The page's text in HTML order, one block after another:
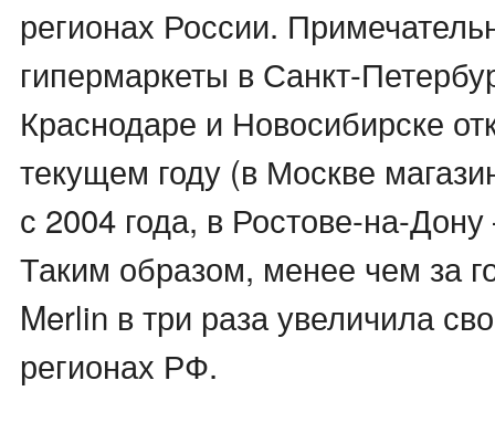
регионах России.
гипермаркеты в Санкт-
Краснодаре и Новосибирске
текущем году (в Москве
с 2004 года, в Ростове-на-
Таким образом, менее чем за
Merlin в три раза увеличила
регионах РФ.